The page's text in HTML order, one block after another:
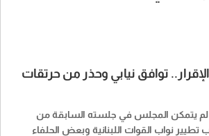
توافق نيابي وحذر من حرتقات
لم يتمكن المجلس في جلسته السابقة من
نواب القوات اللبنانية وبعض الحلفاء